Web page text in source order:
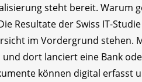
steht bereit. Warum
Resultate der Swiss IT-
im Vordergrund stehen.
dort lanciert eine Bank
können digital erfasst